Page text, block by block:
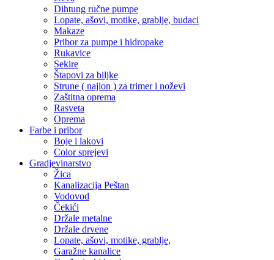
Dihtung ručne pumpe
Lopate, ašovi, motike, grablje, budaci
Makaze
Pribor za pumpe i hidropake
Rukavice
Sekire
Štapovi za biljke
Strune ( najlon ) za trimer i noževi
Zaštitna oprema
Rasveta
Oprema
Farbe i pribor
Boje i lakovi
Color sprejevi
Gradjevinarstvo
Žica
Kanalizacija Peštan
Vodovod
Čekići
Držale metalne
Držale drvene
Lopate, ašovi, motike, grablje,
Garažne kanalice